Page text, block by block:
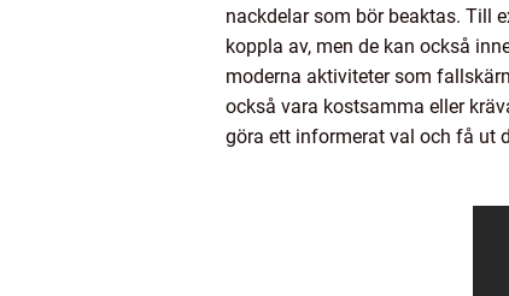
nackdelar som bör beaktas. Till
koppla av, men de kan också
moderna aktiviteter som
också vara kostsamma eller
göra ett informerat val och få ut